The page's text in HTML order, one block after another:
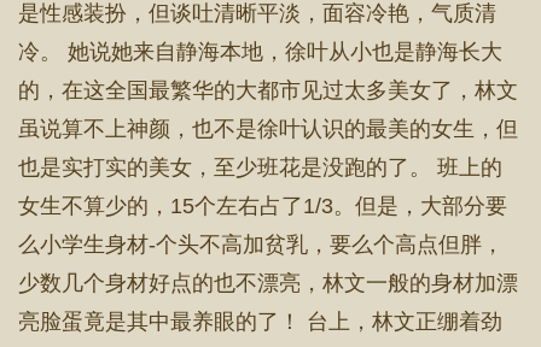
是性感装扮，但谈吐清晰平淡，面容冷艳，气质清
冷。 她说她来自静海本地，徐叶从小也是静海长大
的，在这全国最繁华的大都市见过太多美女了，林文
虽说算不上神颜，也不是徐叶认识的最美的女生，但
也是实打实的美女，至少班花是没跑的了。 班上的
女生不算少的，15个左右占了1/3。但是，大部分要
么小学生身材-个头不高加贫乳，要么个高点但胖，
少数几个身材好点的也不漂亮，林文一般的身材加漂
亮脸蛋竟是其中最养眼的了！ 台上，林文正绷着劲